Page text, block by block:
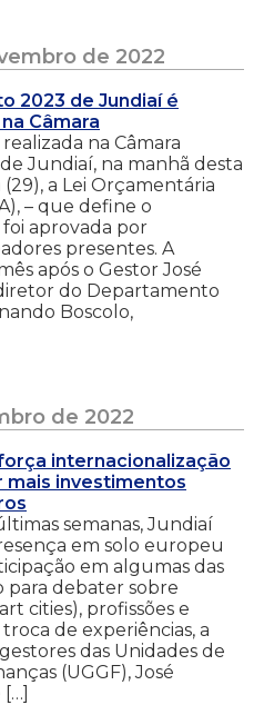
de 2022
2023 de Jundiaí é
Câmara
realizada na Câmara
Jundiaí, na manhã desta
a Lei Orçamentária
– que define o
aprovada por
presentes. A
após o Gestor José
do Departamento
Boscolo,
de 2022
internacionalização
mais investimentos
semanas, Jundiaí
em solo europeu
em algumas das
para debater sobre
cities), profissões e
de experiências, a
das Unidades de
(UGGF), José
[…]